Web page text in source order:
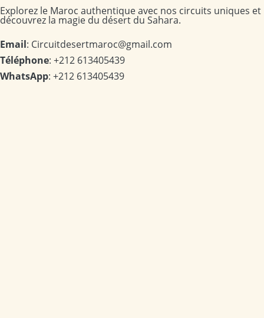
Explorez le Maroc authentique avec nos circuits uniques et
découvrez la magie du désert du Sahara.
Email: Circuitdesertmaroc@gmail.com
Téléphone: +212 613405439
WhatsApp: +212 613405439